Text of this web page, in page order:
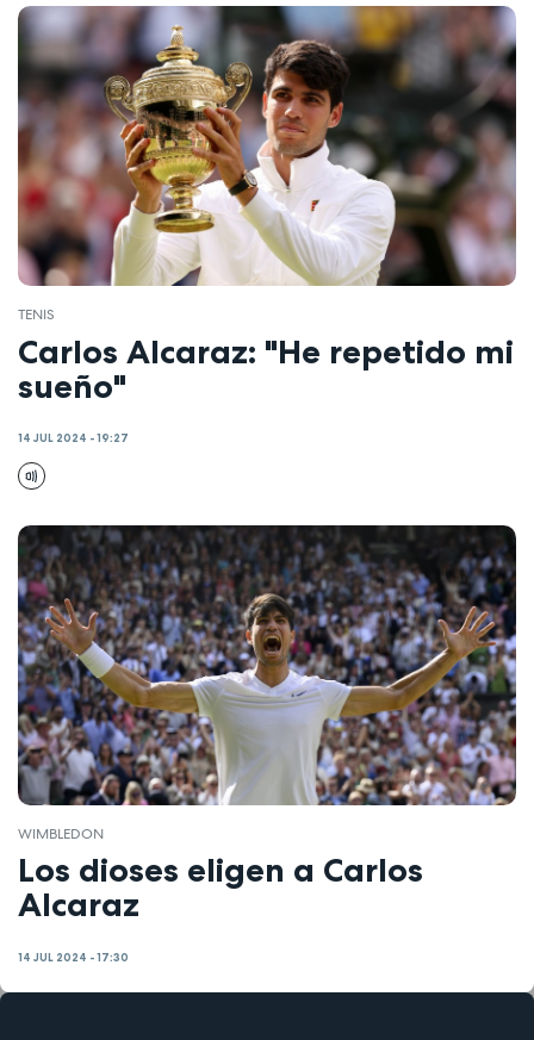
TENIS
Carlos Alcaraz: "He repetido mi
sueño"
14 JUL 2024 - 19:27
WIMBLEDON
Los dioses eligen a Carlos
Alcaraz
14 JUL 2024 - 17:30